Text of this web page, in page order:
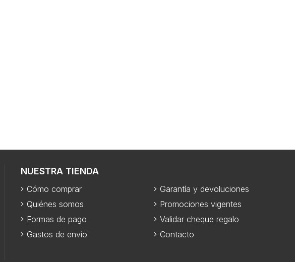
NUESTRA TIENDA
Cómo comprar
Quiénes somos
Formas de pago
Gastos de envío
Garantía y devoluciones
Promociones vigentes
Validar cheque regalo
Contacto